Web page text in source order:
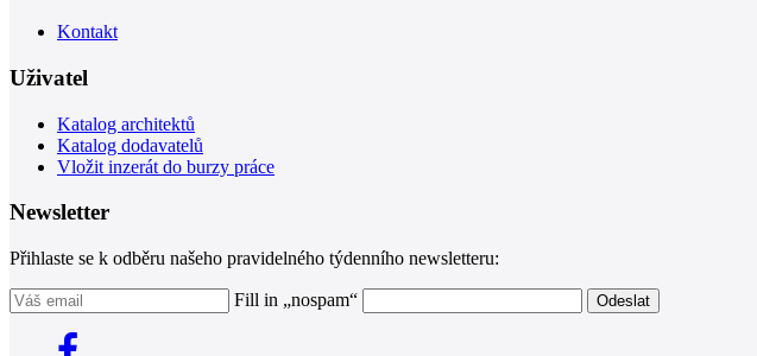
Kontakt
Uživatel
Katalog architektů
Katalog dodavatelů
Vložit inzerát do burzy práce
Newsletter
Přihlaste se k odběru našeho pravidelného týdenního newsletteru:
Fill in „nospam“